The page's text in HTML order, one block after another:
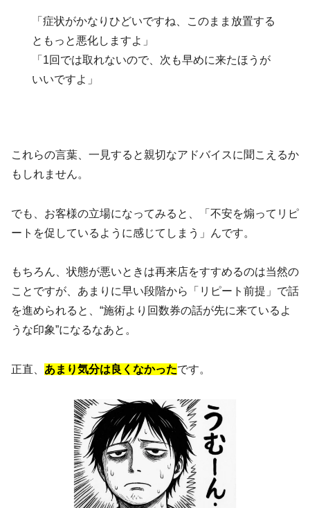
「症状がかなりひどいですね、このまま放置する
ともっと悪化しますよ」
「1回では取れないので、次も早めに来たほうが
いいですよ」
これらの言葉、一見すると親切なアドバイスに聞こえるか
もしれません。
でも、お客様の立場になってみると、「不安を煽ってリピ
ートを促しているように感じてしまう」んです。
もちろん、状態が悪いときは再来店をすすめるのは当然の
ことですが、あまりに早い段階から「リピート前提」で話
を進められると、“施術より回数券の話が先に来ているよ
うな印象”になるなあと。
正直、 あまり気分は良くなかったです。